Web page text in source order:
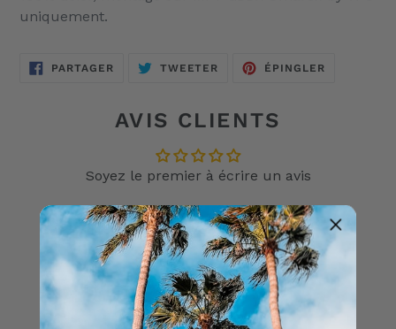
panier
uniquement.
PARTAGERPARTAGERTWEETER TWEETERÉPINGLER
AVIS CLIENTS
Soyez le premier à écrire un avis
Écrire un avis